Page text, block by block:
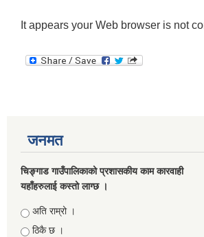
It appears your Web browser is not
जनमत
चिङ्गाड गाउँपालिकाको प्रशासकीय काम कारवाही
यहाँहरुलाई कस्तो लाग्छ ।
Choices
अति राम्रो ।
ठिकै छ ।